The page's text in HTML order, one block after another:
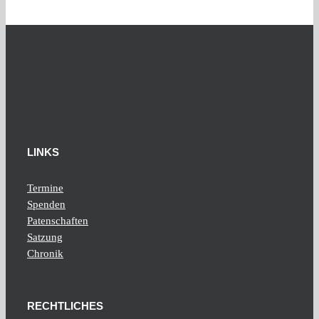
LINKS
Termine
Spenden
Patenschaften
Satzung
Chronik
RECHTLICHES